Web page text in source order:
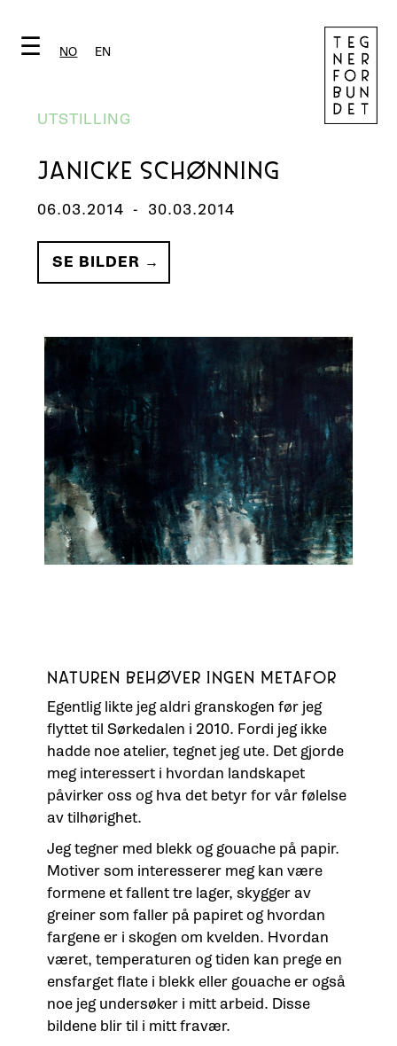
☰ NO EN
UTSTILLING
JANICKE SCHØNNING
06.03.2014 - 30.03.2014
SE BILDER →
NATUREN BEHØVER INGEN METAFOR
Egentlig likte jeg aldri granskogen før jeg
flyttet til Sørkedalen i 2010. Fordi jeg ikke
hadde noe atelier, tegnet jeg ute. Det gjorde
meg interessert i hvordan landskapet
påvirker oss og hva det betyr for vår følelse
av tilhørighet.
Jeg tegner med blekk og gouache på papir.
Motiver som interesserer meg kan være
formene et fallent tre lager, skygger av
greiner som faller på papiret og hvordan
fargene er i skogen om kvelden. Hvordan
været, temperaturen og tiden kan prege en
ensfarget flate i blekk eller gouache er også
noe jeg undersøker i mitt arbeid. Disse
bildene blir til i mitt fravær.